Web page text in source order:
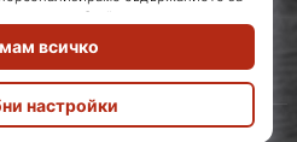
WePlayVolleyball.bg